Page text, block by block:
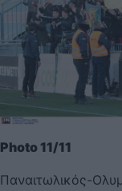
Photo 11/11
Παναιτωλικός-